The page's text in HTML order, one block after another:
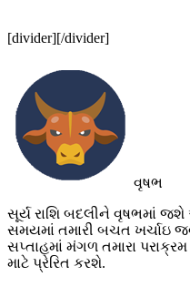
[divider][/divider]
વૃષભ
સૂર્ય રાશિ બદલીને વૃષભમાં
સમયમાં તમારી બચત ખર્ચાઇ
સપ્તાહમાં મંગળ તમારા
માટે પ્રેરિત કરશે.